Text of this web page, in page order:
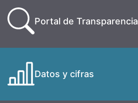
Portal de Transparencia
Datos y cifras